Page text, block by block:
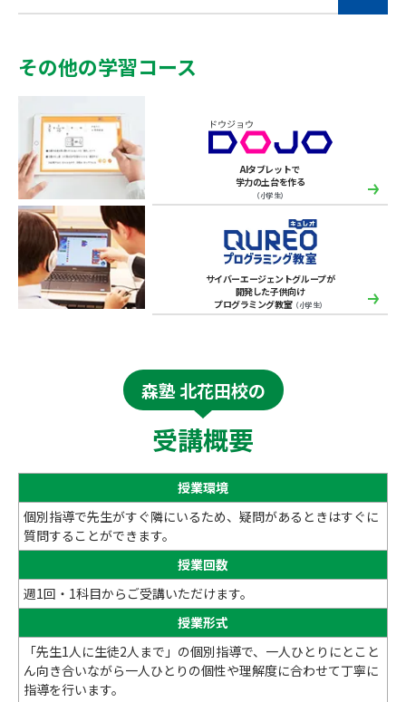
その他の学習コース
AIタブレットで
学力の土台を作る
（小学生）
サイバーエージェントグループが
開発した子供向け
プログラミング教室（小学生）
森塾 北花田校の
受講概要
授業環境
個別指導で先生がすぐ隣にいるため、疑問があるときはすぐに
質問することができます。
授業回数
週1回・1科目からご受講いただけます。
授業形式
「先生1人に生徒2人まで」の個別指導で、一人ひとりにとこと
ん向き合いながら一人ひとりの個性や理解度に合わせて丁寧に
指導を行います。